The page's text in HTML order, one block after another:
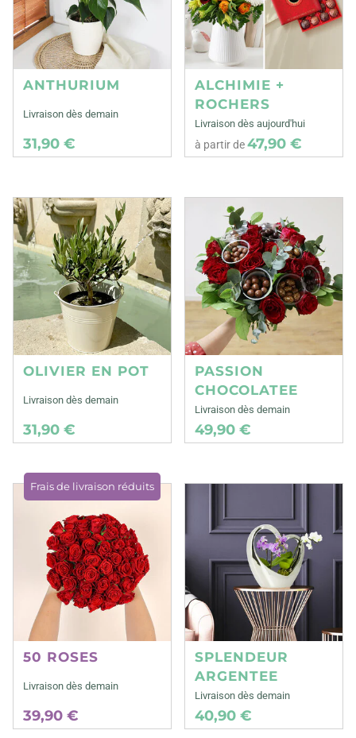
ANTHURIUM
Livraison dès demain
31,90 €
ALCHIMIE +
ROCHERS
Livraison dès aujourd'hui
à partir de47,90 €
OLIVIER EN POT
Livraison dès demain
31,90 €
PASSION
CHOCOLATEE
Livraison dès demain
49,90 €
Frais de livraison réduits
50 ROSES
Livraison dès demain
39,90 €
SPLENDEUR
ARGENTEE
Livraison dès demain
40,90 €